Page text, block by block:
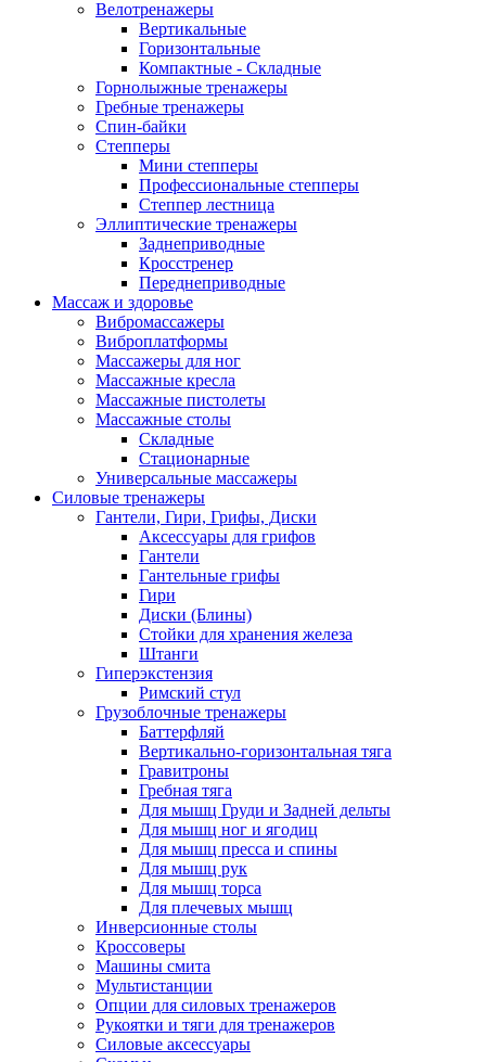
Велотренажеры
Вертикальные
Горизонтальные
Компактные - Складные
Горнолыжные тренажеры
Гребные тренажеры
Спин-байки
Степперы
Мини степперы
Профессиональные степперы
Степпер лестница
Эллиптические тренажеры
Заднеприводные
Кросстренер
Переднеприводные
Массаж и здоровье
Вибромассажеры
Виброплатформы
Массажеры для ног
Массажные кресла
Массажные пистолеты
Массажные столы
Складные
Стационарные
Универсальные массажеры
Силовые тренажеры
Гантели, Гири, Грифы, Диски
Аксессуары для грифов
Гантели
Гантельные грифы
Гири
Диски (Блины)
Стойки для хранения железа
Штанги
Гиперэкстензия
Римский стул
Грузоблочные тренажеры
Баттерфляй
Вертикально-горизонтальная тяга
Гравитроны
Гребная тяга
Для мышц Груди и Задней дельты
Для мышц ног и ягодиц
Для мышц пресса и спины
Для мышц рук
Для мышц торса
Для плечевых мышц
Инверсионные столы
Кроссоверы
Машины смита
Мультистанции
Опции для силовых тренажеров
Рукоятки и тяги для тренажеров
Силовые аксессуары